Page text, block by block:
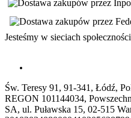
Jesteśmy w sieciach
Św. Teresy 91, 91-341, Łódź,
REGON 101144034,
SA, ul. Puławska 15, 02-515